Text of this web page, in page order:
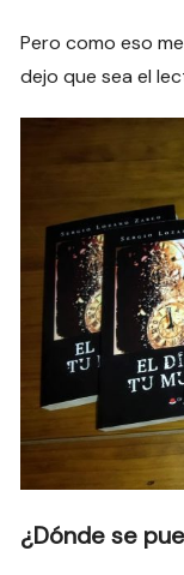
Pero como eso
dejo que sea el
¿Dónde se